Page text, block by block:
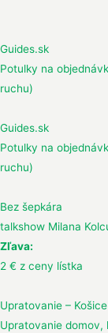
Guides.sk
Potulky na
ruchu)
Guides.sk
Potulky na
ruchu)
Bez šepkára
talkshow Milana
Zľava:
2 € z ceny lístka
Upratovanie – Košice
Upratovanie